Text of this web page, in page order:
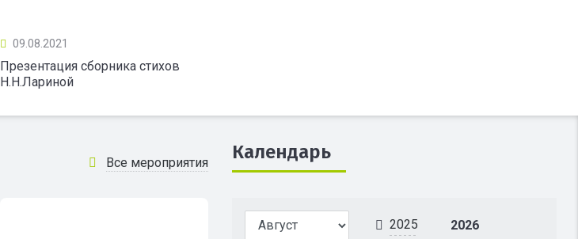
09.08.2021
Презентация сборника стихов
Н.Н.Лариной
Все мероприятия Календарь
2025 2026